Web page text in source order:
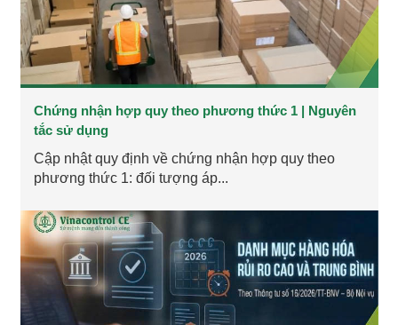
Chứng nhận hợp quy theo phương thức 1 | Nguyên
tắc sử dụng
Cập nhật quy định về chứng nhận hợp quy theo
phương thức 1: đối tượng áp...